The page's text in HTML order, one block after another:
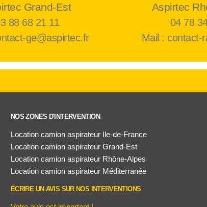
Grand-Est
88 68 21 11
ge@aspirtec.fr
Aspirtec
04 78
Mail : contact-
NOS ZONES D'INTERVENTION
Location camion aspirateur Ile-de-France
Location camion aspirateur Grand-Est
Location camion aspirateur Rhône-Alpes
Location camion aspirateur Méditerranée
ÉCRIRE UN AVIS SUR NOS INTERVENTIONS